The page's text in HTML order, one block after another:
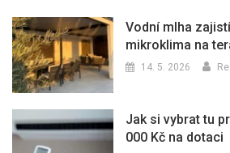
Vodní mlha
mikroklima na
14. 5. 2026
Jak si vybrat tu
000 Kč na dotaci